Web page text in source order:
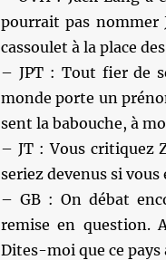
pourrait pas nommer
cassoulet à la place
– JPT : Tout fier de
monde porte un
sent la babouche, à
– JT : Vous critiquez
seriez devenus si
– GB : On débat
remise en question.
Dites-moi que ce pays